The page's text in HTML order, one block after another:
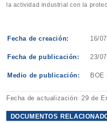
la actividad industrial con la
Fecha de creación: 16/
Fecha de publicación: 23/
Medio de publicación: BOE
Fecha de actualización: 29 de
DOCUMENTOS